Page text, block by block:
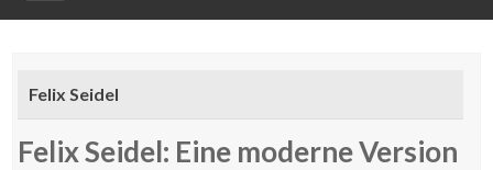
Inhalt
Felix Seidel
Felix Seidel: Eine moderne Version